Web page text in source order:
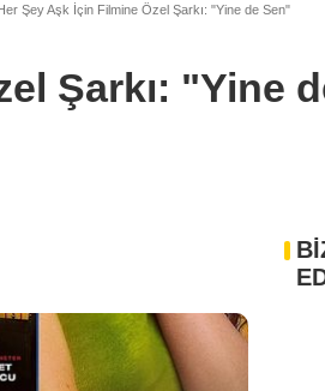
Şey Aşk İçin Filmine Özel Şarkı: "Yine de Sen"
Şarkı: "Yine